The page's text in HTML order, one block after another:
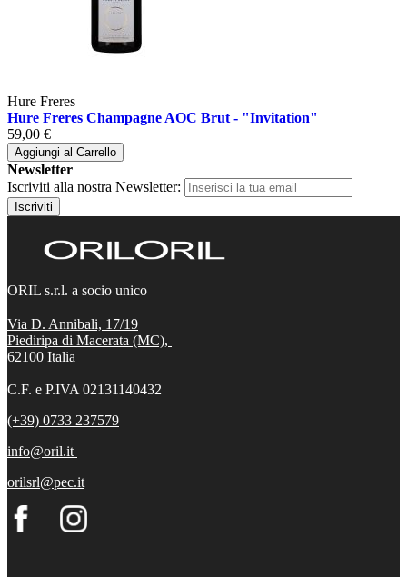
Hure Freres
Hure Freres Champagne AOC Brut - "Invitation"
59,00 €
Aggiungi al Carrello
Newsletter
Iscriviti alla nostra Newsletter:
Iscriviti
ORIL s.r.l. a socio unico
Via D. Annibali, 17/19
Piediripa di Macerata (MC),
62100 Italia
C.F. e P.IVA 02131140432
(+39) 0733 237579
info@oril.it
orilsrl@pec.it